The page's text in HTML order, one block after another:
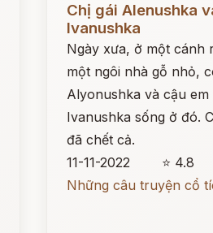
Chị gái Alenushka
Ivanushka
Ngày xưa, ở một cánh
một ngôi nhà gỗ nhỏ,
Alyonushka và cậu em
Ivanushka sống ở đó.
đã chết cả.
11-11-2022
⭐ 4.8
Những câu truyện cổ